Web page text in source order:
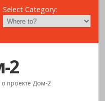
Select Category:
2
проекте Дом-2